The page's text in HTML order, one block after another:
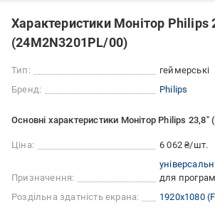
Характеристики Монітор Philips
(24M2N3201PL/00)
Тип:
геймерські
Бренд:
Philips
Основні характеристики Монітор Philips 23,8"
Ціна: 6 062 ₴/шт.
Призначення:
для
Роздільна здатність екрана:
1920x1080